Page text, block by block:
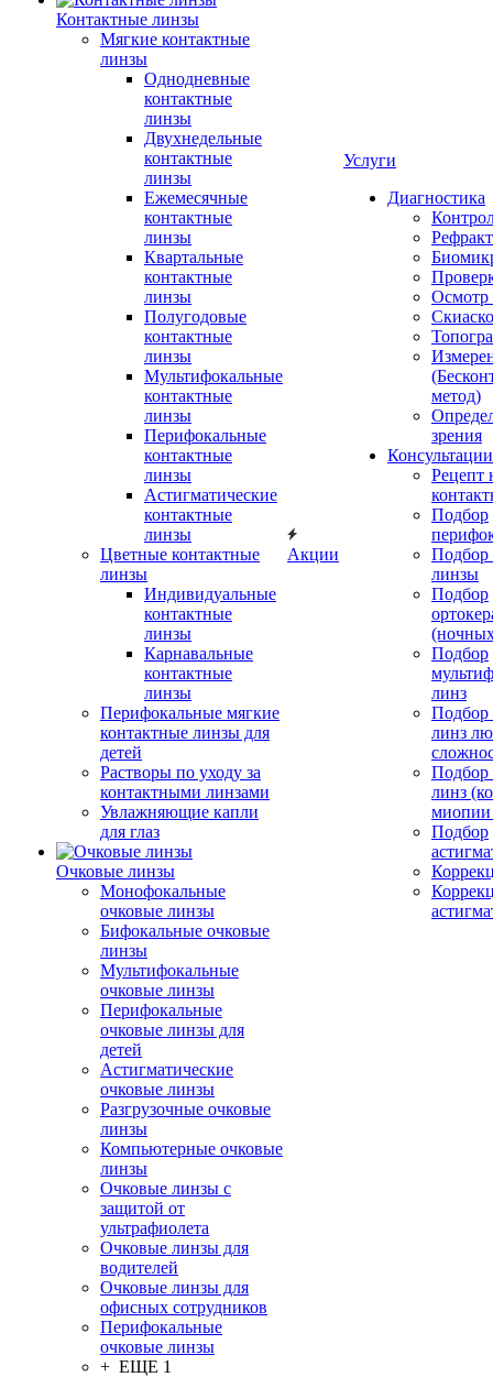
Контактные линзы
Мягкие контактные
линзы
Однодневные
контактные
линзы
Двухнедельные
контактные
линзы
Ежемесячные
контактные
линзы
Квартальные
контактные
линзы
Полугодовые
контактные
линзы
Мультифокальные
контактные
линзы
Перифокальные
контактные
линзы
Астигматические
контактные
линзы
Цветные контактные
линзы
Индивидуальные
контактные
линзы
Карнавальные
контактные
линзы
Перифокальные мягкие
контактные линзы для
детей
Растворы по уходу за
контактными линзами
Увлажняющие капли
для глаз
Очковые линзы
Монофокальные
очковые линзы
Бифокальные очковые
линзы
Мультифокальные
очковые линзы
Перифокальные
очковые линзы для
детей
Астигматические
очковые линзы
Разгрузочные очковые
линзы
Компьютерные очковые
линзы
Очковые линзы с
защитой от
ультрафиолета
Очковые линзы для
водителей
Очковые линзы для
офисных сотрудников
Перифокальные
очковые линзы
+ ЕЩЕ 1
Акции
Услуги
Диагностика
Осмотр
метод)
зрения
Рецепт
Подбор
Подбор
линзы
Подбор
Подбор
линз
Подбор
линз
Подбор
линз
миопии
Подбор